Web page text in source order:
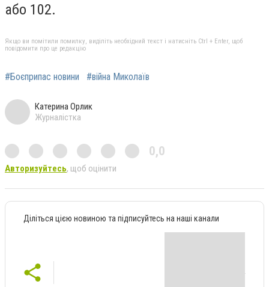
або 102.
Якщо ви помітили помилку, виділіть необхідний текст і натисніть Ctrl + Enter, щоб
повідомити про це редакцію
#Боєприпас новини #війна Миколаїв
Катерина Орлик
Журналістка
0,0
Авторизуйтесь, щоб оцінити
Діліться цією новиною та підписуйтесь на наші канали